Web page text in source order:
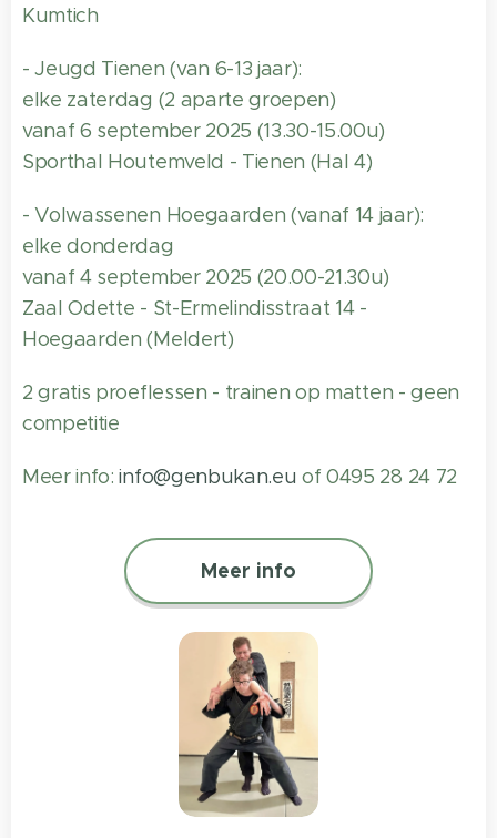
Kumtich
- Jeugd Tienen (van 6-13 jaar):
elke zaterdag (2 aparte groepen)
vanaf 6 september 2025 (13.30-15.00u)
Sporthal Houtemveld - Tienen (Hal 4)
- Volwassenen Hoegaarden (vanaf 14 jaar):
elke donderdag
vanaf 4 september 2025 (20.00-21.30u)
Zaal Odette - St-Ermelindisstraat 14 -
Hoegaarden (Meldert)
2 gratis proeflessen - trainen op matten - geen
competitie
Meer info:info@genbukan.eu of 0495 28 24 72
Meer info